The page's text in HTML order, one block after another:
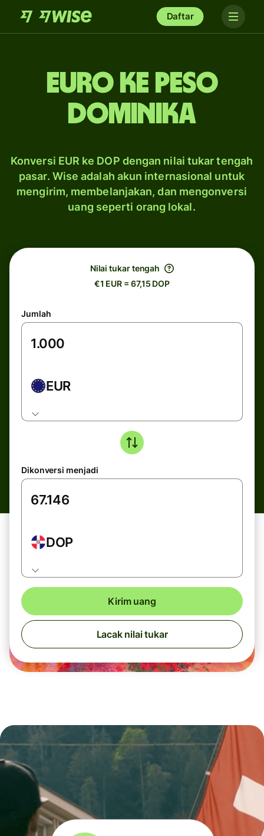
Daftar
euro ke peso
Dominika
Konversi EUR ke DOP dengan nilai tukar tengah
pasar. Wise adalah akun internasional untuk
mengirim, membelanjakan, dan mengonversi
uang seperti orang lokal.
Nilai tukar tengah
€1 EUR = 67,15 DOP
Jumlah
EUR
Dikonversi menjadi
DOP
Kirim uang
Lacak nilai tukar